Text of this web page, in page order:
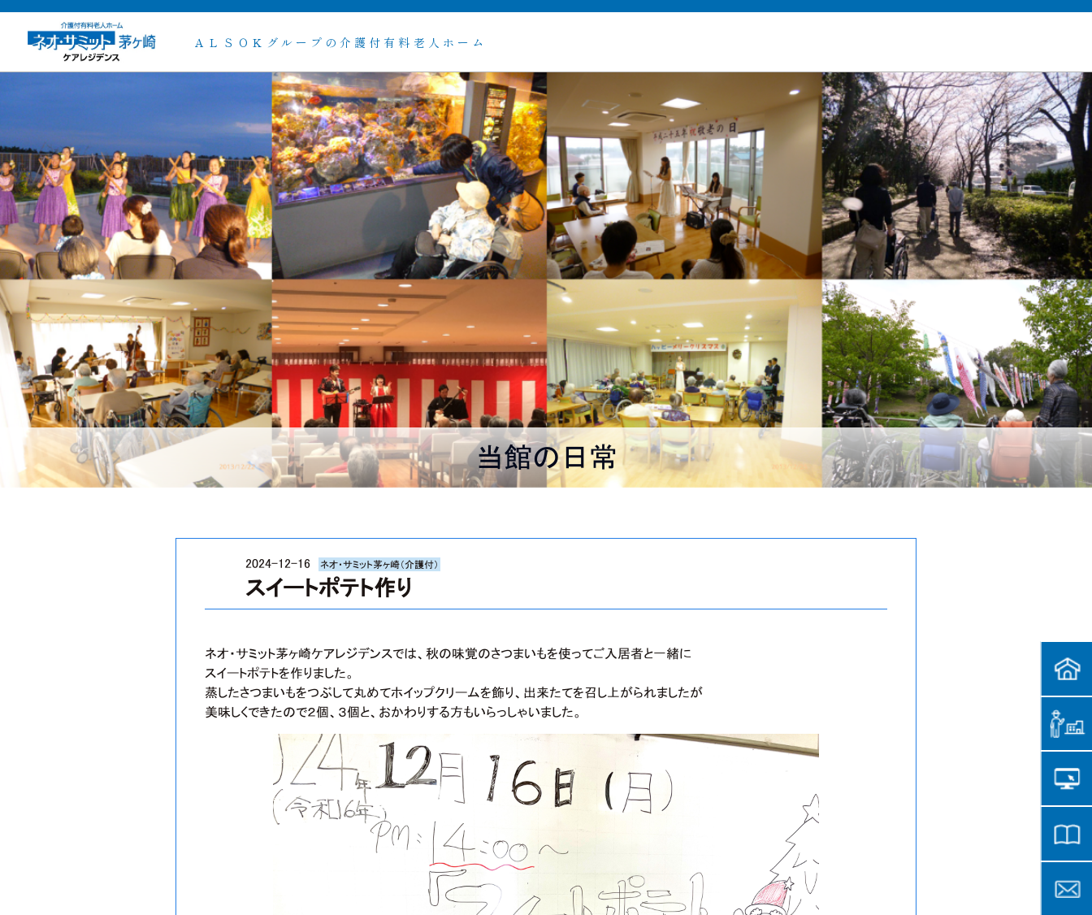
ＡＬＳＯＫグループの介護付有料老人ホーム
当館の日常
2024-12-16 ネオ・サミット茅ヶ崎（介護付）
スイートポテト作り
ネオ・サミット茅ヶ崎ケアレジデンスでは、秋の味覚のさつまいもを使ってご入居者と一緒に
スイートポテトを作りました。
蒸したさつまいもをつぶして丸めてホイップクリームを飾り、出来たてを召し上がられましたが
美味しくできたので２個、３個と、おかわりする方もいらっしゃいました。